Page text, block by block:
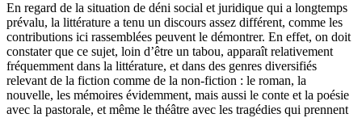
En regard de la situation de déni social et juridique qui a longtemps
prévalu, la littérature a tenu un discours assez différent, comme les
contributions ici rassemblées peuvent le démontrer. En effet, on doit
constater que ce sujet, loin d’être un tabou, apparaît relativement
fréquemment dans la littérature, et dans des genres diversifiés
relevant de la fiction comme de la non-fiction : le roman, la
nouvelle, les mémoires évidemment, mais aussi le conte et la poésie
avec la pastorale, et même le théâtre avec les tragédies qui prennent